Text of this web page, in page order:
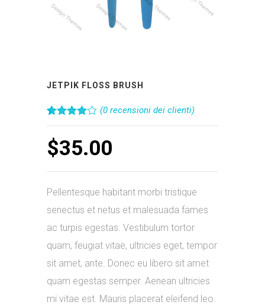
JETPIK FLOSS BRUSH
Valutato
su base
di
2
(0 recensioni dei clienti)
$35.00
Pellentesque habitant morbi tristique
senectus et netus et malesuada fames
ac turpis egestas. Vestibulum tortor
quam, feugiat vitae, ultricies eget, tempor
sit amet, ante. Donec eu libero sit amet
quam egestas semper. Aenean ultricies
mi vitae est. Mauris placerat eleifend leo.